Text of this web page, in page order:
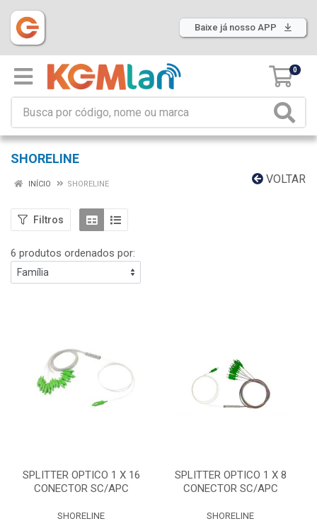
Baixe já nosso APP
0
SHORELINE
VOLTAR
INÍCIO SHORELINE
Filtros
6 produtos ordenados por:
SPLITTER OPTICO 1 X 16
CONECTOR SC/APC
SHORELINE
SPLITTER OPTICO 1 X 8
CONECTOR SC/APC
SHORELINE